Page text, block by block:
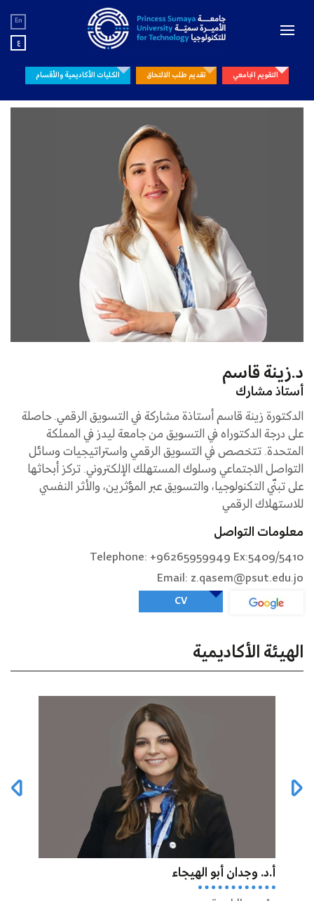
En
ع
التقويم الجامعي تقديم طلب الالتحاق الكليات الأكاديمية والأقسام
د.زينة قاسم
أستاذ مشارك
الدكتورة زينة قاسم أستاذة مشاركة في التسويق الرقمي. حاصلة
على درجة الدكتوراه في التسويق من جامعة ليدز في المملكة
المتحدة. تتخصص في التسويق الرقمي واستراتيجيات وسائل
التواصل الاجتماعي وسلوك المستهلك الإلكتروني. تركز أبحاثها
على تبنّي التكنولوجيا، والتسويق عبر المؤثرين، والأثر النفسي
للاستهلاك الرقمي
معلومات التواصل
Telephone: +96265959949 Ex:5409/5410
Email: z.qasem@psut.edu.jo
CV
الهيئة الأكاديمية
أ.د. وجدان أبو الهيجاء